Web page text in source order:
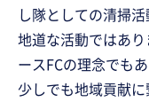
し隊としての清掃
地道な活動ではあ
ースFCの理念でもあ
少しでも地域貢献